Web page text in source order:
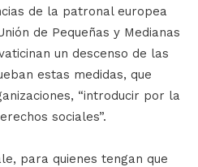
de la patronal europea
de Pequeñas y Medianas
un descenso de las
estas medidas, que
“introducir por la
sociales”.
para quienes tengan que